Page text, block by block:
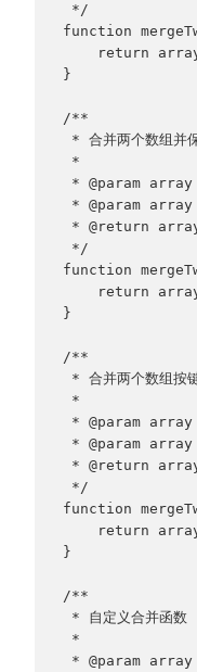
*/
function
return
}
/**
* 合并两个数组并
*
* @param array
* @param array
* @return array
*/
function
return
}
/**
* 合并两个数组按
*
* @param array
* @param array
* @return array
*/
function
return
}
/**
* 自定义合并函数
*
* @param array